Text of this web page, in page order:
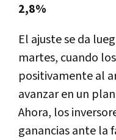
2,8%
El ajuste se da
martes, cuando
positivamente al
avanzar en un
Ahora, los
ganancias ante la